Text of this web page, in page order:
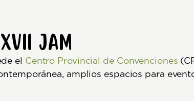
JAM
el Centro Provincial de Convenciones
amplios espacios para